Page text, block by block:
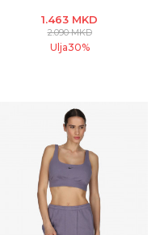
1.463 MKD
2.090MKD
Ulja30%